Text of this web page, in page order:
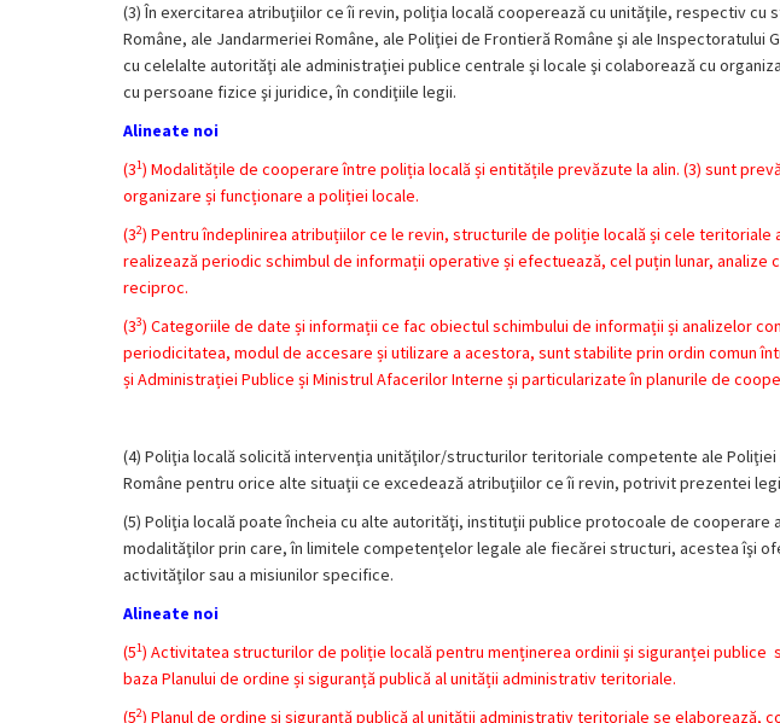
(3) În exercitarea atribuţiilor ce îi revin, poliţia locală cooperează cu unităţile, respectiv cu
Române, ale Jandarmeriei Române, ale Poliţiei de Frontieră Române şi ale Inspectoratului
cu celelalte autorităţi ale administraţiei publice centrale şi locale şi colaborează cu
cu persoane fizice şi juridice, în condiţiile legii.
Alineate noi
(31) Modalitățile de cooperare între poliția locală și entitățile prevăzute la alin. (3) sunt
organizare și funcționare a poliției locale.
(32) Pentru îndeplinirea atribuțiilor ce le revin, structurile de poliție locală și cele teritoriale
realizează periodic schimbul de informații operative și efectuează, cel puțin lunar, analize
reciproc.
(33) Categoriile de date și informații ce fac obiectul schimbului de informații și analizelor
periodicitatea, modul de accesare și utilizare a acestora, sunt stabilite prin ordin comun
și Administrației Publice și Ministrul Afacerilor Interne și particularizate în planurile de
(4) Poliţia locală solicită intervenţia unităţilor/structurilor teritoriale competente ale Poliţiei
Române pentru orice alte situaţii ce excedează atribuţiilor ce îi revin, potrivit prezentei
(5) Poliţia locală poate încheia cu alte autorităţi, instituţii publice protocoale de cooperare
modalităţilor prin care, în limitele competenţelor legale ale fiecărei structuri, acestea îşi
activităţilor sau a misiunilor specifice.
Alineate noi
(51) Activitatea structurilor de poliție locală pentru menținerea ordinii și siguranței publice
baza Planului de ordine și siguranță publică al unității administrativ teritoriale.
(52) Planul de ordine și siguranță publică al unității administrativ teritoriale se elaborează,